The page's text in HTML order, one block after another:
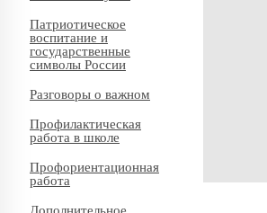
Патриотическое
воспитание и
государственные
символы России
Разговоры о важном
Профилактическая
работа в школе
Профориентационная
работа